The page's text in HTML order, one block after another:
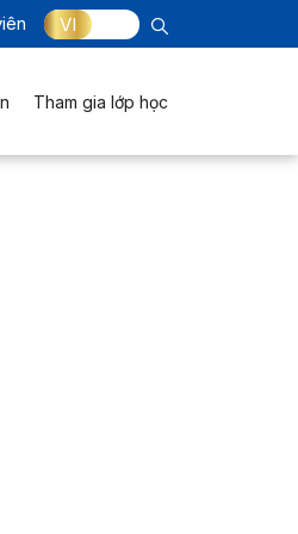
VI
Tham gia lớp học